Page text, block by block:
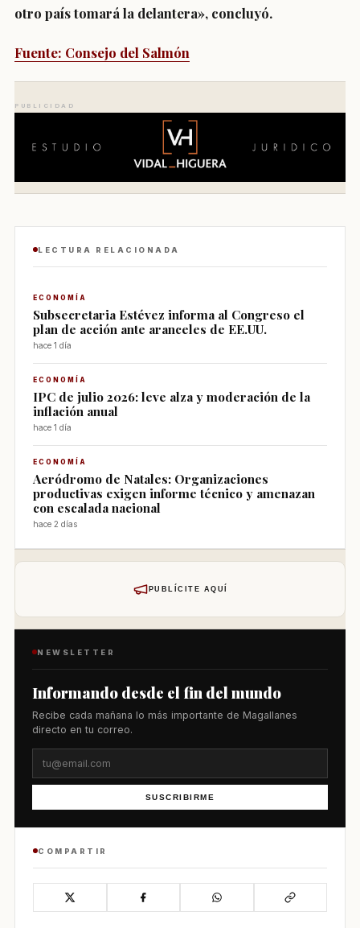
otro país tomará la delantera», concluyó.
Fuente: Consejo del Salmón
PUBLICIDAD
LECTURA RELACIONADA
ECONOMÍA
Subsecretaria Estévez informa al Congreso el
plan de acción ante aranceles de EE.UU.
hace 1 día
ECONOMÍA
IPC de julio 2026: leve alza y moderación de la
inflación anual
hace 1 día
ECONOMÍA
Aeródromo de Natales: Organizaciones
productivas exigen informe técnico y amenazan
con escalada nacional
hace 2 días
PUBLÍCITE AQUÍ
NEWSLETTER
Informando desde el fin del mundo
Recibe cada mañana lo más importante de Magallanes
directo en tu correo.
SUSCRIBIRME
COMPARTIR